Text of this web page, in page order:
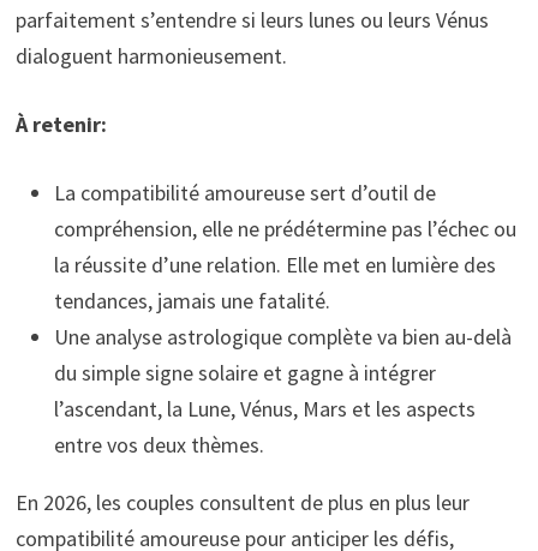
parfaitement s’entendre si leurs lunes ou leurs Vénus
dialoguent harmonieusement.
À retenir:
La compatibilité amoureuse sert d’outil de
compréhension, elle ne prédétermine pas l’échec ou
la réussite d’une relation. Elle met en lumière des
tendances, jamais une fatalité.
Une analyse astrologique complète va bien au-delà
du simple signe solaire et gagne à intégrer
l’ascendant, la Lune, Vénus, Mars et les aspects
entre vos deux thèmes.
En 2026, les couples consultent de plus en plus leur
compatibilité amoureuse pour anticiper les défis,